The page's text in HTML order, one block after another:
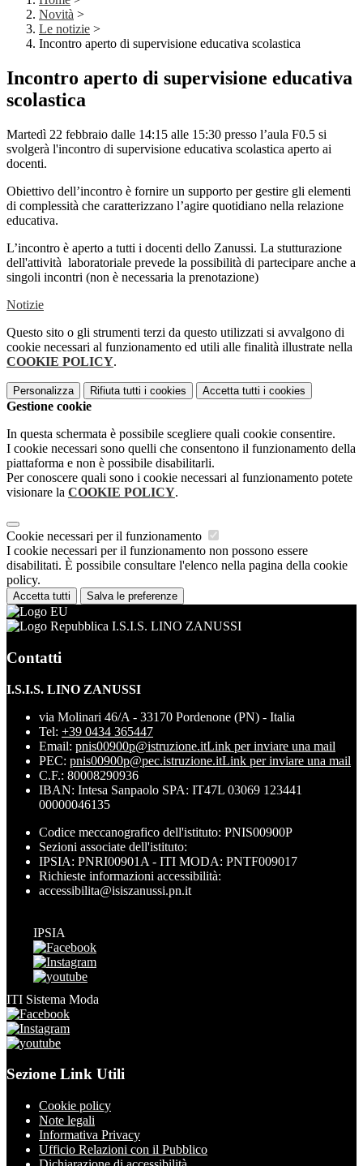
Novità >
Le notizie >
Incontro aperto di supervisione educativa scolastica
Incontro aperto di supervisione educativa
scolastica
Martedì 22 febbraio dalle 14:15 alle 15:30 presso l’aula F0.5 si
svolgerà l'incontro di supervisione educativa scolastica aperto ai
docenti.
Obiettivo dell’incontro è fornire un supporto per gestire gli elementi
di complessità che caratterizzano l’agire quotidiano nella relazione
educativa.
L’incontro è aperto a tutti i docenti dello Zanussi. La stutturazione
dell'attività laboratoriale prevede la possibilità di partecipare anche a
singoli incontri (non è necessaria la prenotazione)
Notizie
Questo sito o gli strumenti terzi da questo utilizzati si avvalgono di
cookie necessari al funzionamento ed utili alle finalità illustrate nella
COOKIE POLICY.
Personalizza Rifiuta tutti i cookies Accetta tutti i cookies
Gestione cookie
In questa schermata è possibile scegliere quali cookie consentire.
I cookie necessari sono quelli che consentono il funzionamento della
piattaforma e non è possibile disabilitarli.
Per conoscere quali sono i cookie necessari al funzionamento potete
visionare la COOKIE POLICY.
Cookie necessari per il funzionamento
I cookie necessari per il funzionamento non possono essere
disabilitati. È possibile consultare l'elenco nella pagina della cookie
policy.
Accetta tutti Salva le preferenze
I.S.I.S. LINO ZANUSSI
Contatti
I.S.I.S. LINO ZANUSSI
via Molinari 46/A - 33170 Pordenone (PN) - Italia
Tel: +39 0434 365447
Email: pnis00900p@istruzione.itLink per inviare una mail
PEC: pnis00900p@pec.istruzione.itLink per inviare una mail
C.F.: 80008290936
IBAN: Intesa Sanpaolo SPA: IT47L 03069 123441
00000046135
Codice meccanografico dell'istituto: PNIS00900P
Sezioni associate dell'istituto:
IPSIA: PNRI00901A - ITI MODA: PNTF009017
Richieste informazioni accessibilità:
accessibilita@isiszanussi.pn.it
IPSIA
ITI Sistema Moda
Sezione Link Utili
Cookie policy
Note legali
Informativa Privacy
Ufficio Relazioni con il Pubblico